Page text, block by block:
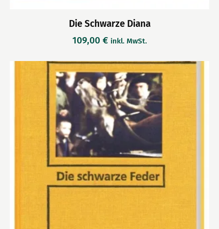
Die Schwarze Diana
109,00 € inkl. MwSt.